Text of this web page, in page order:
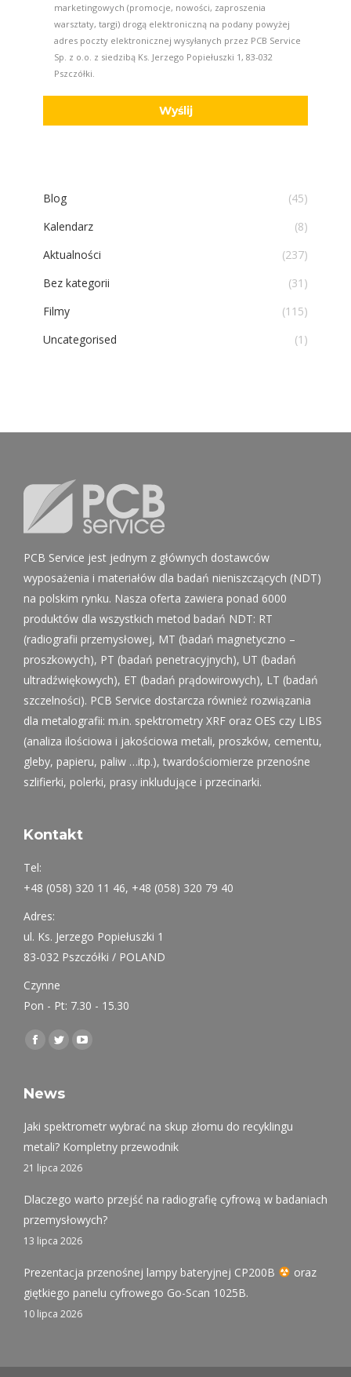
marketingowych (promocje, nowości, zaproszenia
warsztaty, targi) drogą elektroniczną na podany powyżej
adres poczty elektronicznej wysyłanych przez PCB Service
Sp. z o.o. z siedzibą Ks. Jerzego Popiełuszki 1, 83-032
Pszczółki.
Blog
(45)
Kalendarz
(8)
Aktualności
(237)
Bez kategorii
(31)
Filmy
(115)
Uncategorised
(1)
PCB Service jest jednym z głównych dostawców
wyposażenia i materiałów dla badań nieniszczących (NDT)
na polskim rynku. Nasza oferta zawiera ponad 6000
produktów dla wszystkich metod badań NDT: RT
(radiografii przemysłowej, MT (badań magnetyczno –
proszkowych), PT (badań penetracyjnych), UT (badań
ultradźwiękowych), ET (badań prądowirowych), LT (badań
szczelności). PCB Service dostarcza również rozwiązania
dla metalografii: m.in. spektrometry XRF oraz OES czy LIBS
(analiza ilościowa i jakościowa metali, proszków, cementu,
gleby, papieru, paliw …itp.), twardościomierze przenośne
szlifierki, polerki, prasy inkludujące i przecinarki.
Kontakt
Tel:
+48 (058) 320 11 46, +48 (058) 320 79 40
Adres:
ul. Ks. Jerzego Popiełuszki 1
83-032 Pszczółki / POLAND
Czynne
Pon - Pt: 7.30 - 15.30
Find us on:
Facebook
opens
new
window
Twitter
opens
new
window
YouTube
new
window
News
Jaki spektrometr wybrać na skup złomu do recyklingu
metali? Kompletny przewodnik
21 lipca 2026
Dlaczego warto przejść na radiografię cyfrową w badaniach
przemysłowych?
13 lipca 2026
Prezentacja przenośnej lampy bateryjnej CP200B
oraz
giętkiego panelu cyfrowego Go-Scan 1025B.
10 lipca 2026